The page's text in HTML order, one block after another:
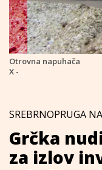
Otrovna napuhača
X -
SREBRNOPRUGA
Grčka
za izlov